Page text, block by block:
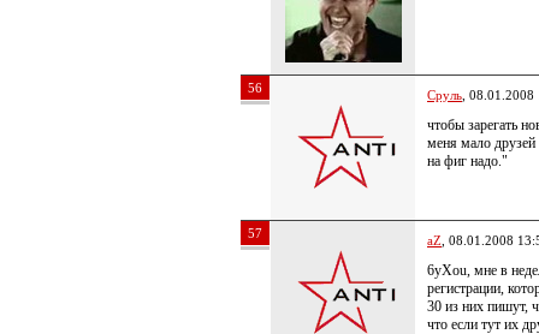
56 Сруль ,
чтобы зарегать
меня мало
на фиг надо."
57 aZ , 08.01.2008
6yXou, мне в
регистрации,
30 из них пишут,
что если тут их